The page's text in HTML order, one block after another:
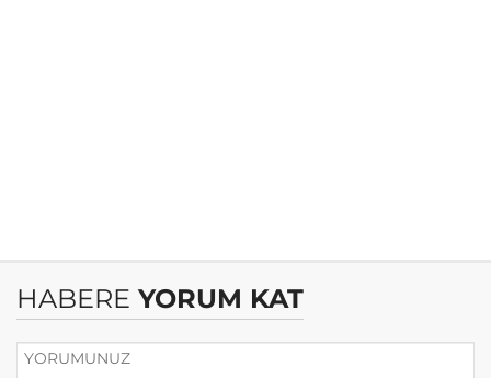
HABERE YORUM KAT